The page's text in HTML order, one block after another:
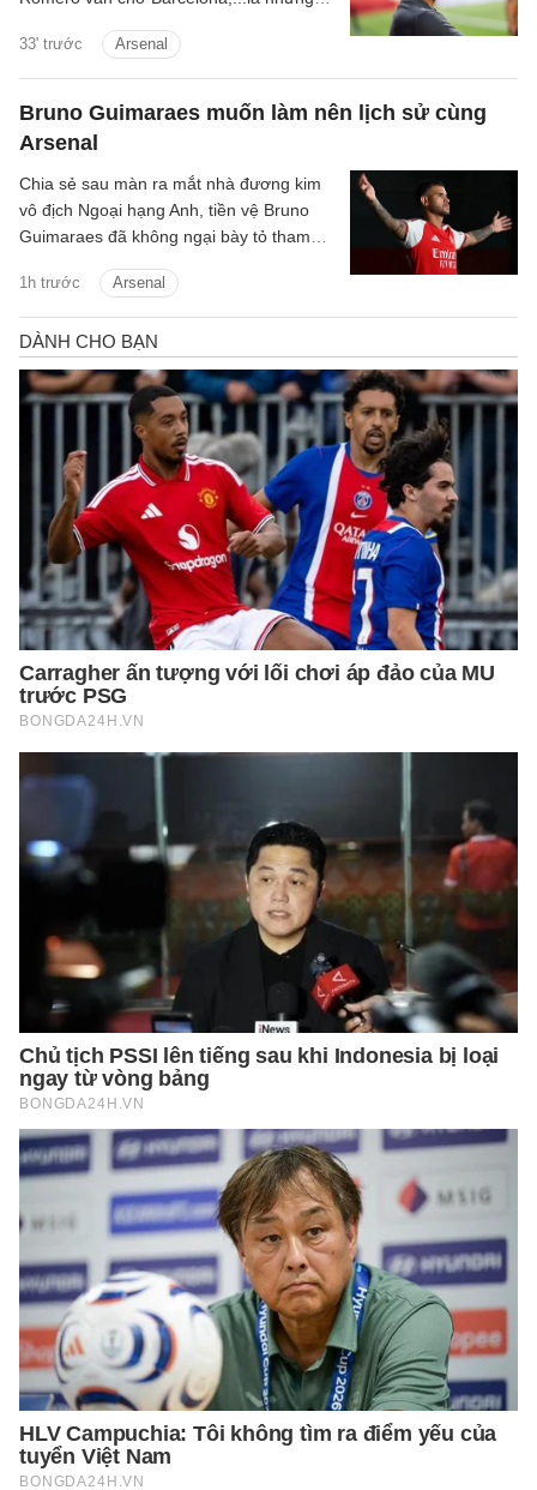
33' trước Arsenal
bóng đá sáng 9/8.
Bruno Guimaraes muốn làm nên lịch sử cùng
Arsenal
1h trước Arsenal
Chia sẻ sau màn ra mắt nhà đương kim
vô địch Ngoại hạng Anh, tiền vệ Bruno
Guimaraes đã không ngại bày tỏ tham
tạo nên những điều lớn lao.